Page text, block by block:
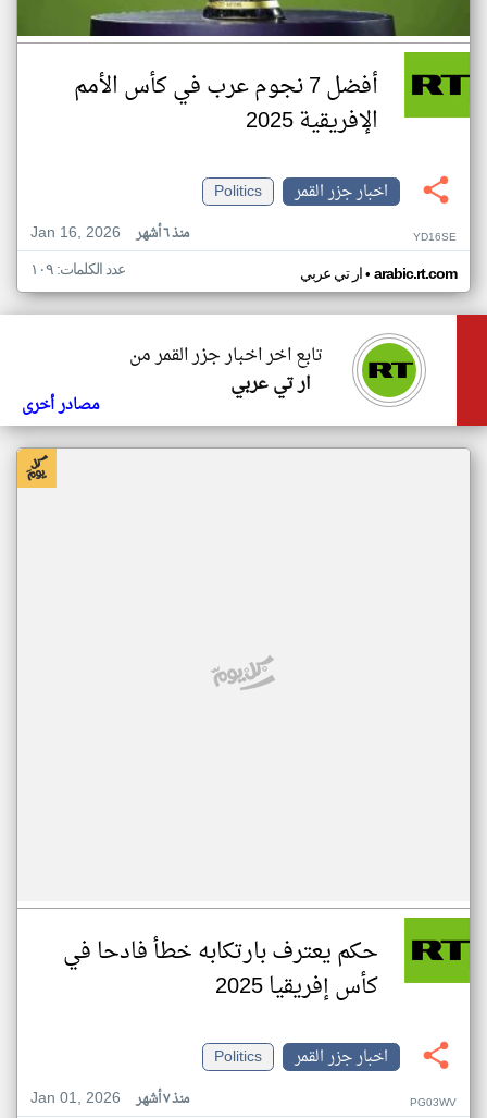
أفضل 7 نجوم عرب في كأس الأمم
الإفريقية 2025
اخبار جزر القمر
Politics
Jan 16, 2026
منذ ٦ أشهر YD16SE
ار تي عربي• arabic.rt.com عدد الكلمات: ١٠٩
تابع اخر اخبار جزر القمر من
ار تي عربي
مصادر أخرى
حكم يعترف بارتكابه خطأ فادحا في
كأس إفريقيا 2025
اخبار جزر القمر
Politics
Jan 01, 2026
منذ ٧ أشهر PG03WV